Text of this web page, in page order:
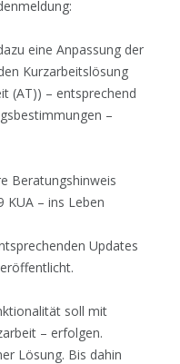
eine Anpassung der
Kurzarbeitslösung
(AT)) – entsprechend
–
Beratungshinweis
KUA – ins Leben
Updates
soll mit
– erfolgen.
Lösung. Bis dahin